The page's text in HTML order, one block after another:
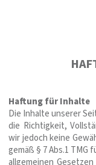
Haftung für Inhalte
Die Inhalte unserer
die Richtigkeit,
wir jedoch keine
gemäß § 7 Abs.1
allgemeinen